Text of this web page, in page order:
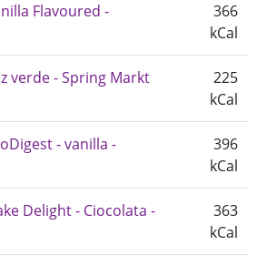
Flavoured -
366
kCal
verde - Spring Markt
225
kCal
- vanilla -
396
kCal
Delight - Ciocolata -
363
kCal